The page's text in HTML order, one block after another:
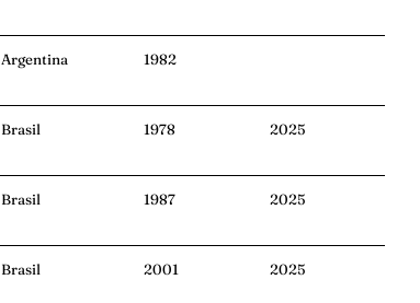
Argentina 1982
Brasil 1978 2025
Brasil 1987 2025
Brasil 2001 2025